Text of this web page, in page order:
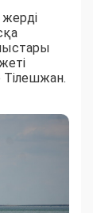
Тілешжан.